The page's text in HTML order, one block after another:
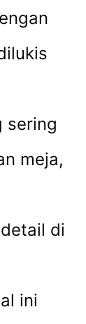
sering
meja,
di
ini